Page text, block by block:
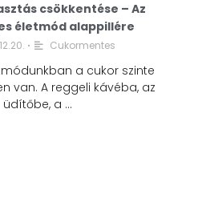
csökkentése – Az
életmód alappillére
• Cukormentes
a cukor szinte
van. A reggeli kávéba, az
üdítőbe, a …
Cukorfogyasztás
egészséges életmód
alappillére